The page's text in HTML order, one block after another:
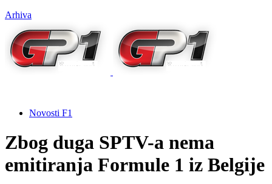
Arhiva
Novosti F1
Zbog duga SPTV-a nema
emitiranja Formule 1 iz Belgije